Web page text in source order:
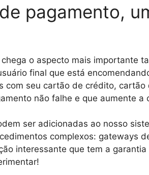
pagamento,
o aspecto mais importante
final que está
com seu cartão de crédito,
não falhe e que aumente a
ser adicionadas ao nosso
complexos: gateways
interessante que tem a